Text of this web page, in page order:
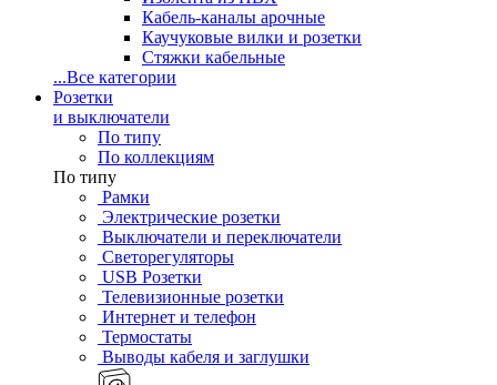
Кабель-каналы арочные
Каучуковые вилки и розетки
Стяжки кабельные
...Все категории
Розетки
и выключатели
По типу
По коллекциям
По типу
Рамки
Электрические розетки
Выключатели и переключатели
Светорегуляторы
USB Розетки
Телевизионные розетки
Интернет и телефон
Термостаты
Выводы кабеля и заглушки